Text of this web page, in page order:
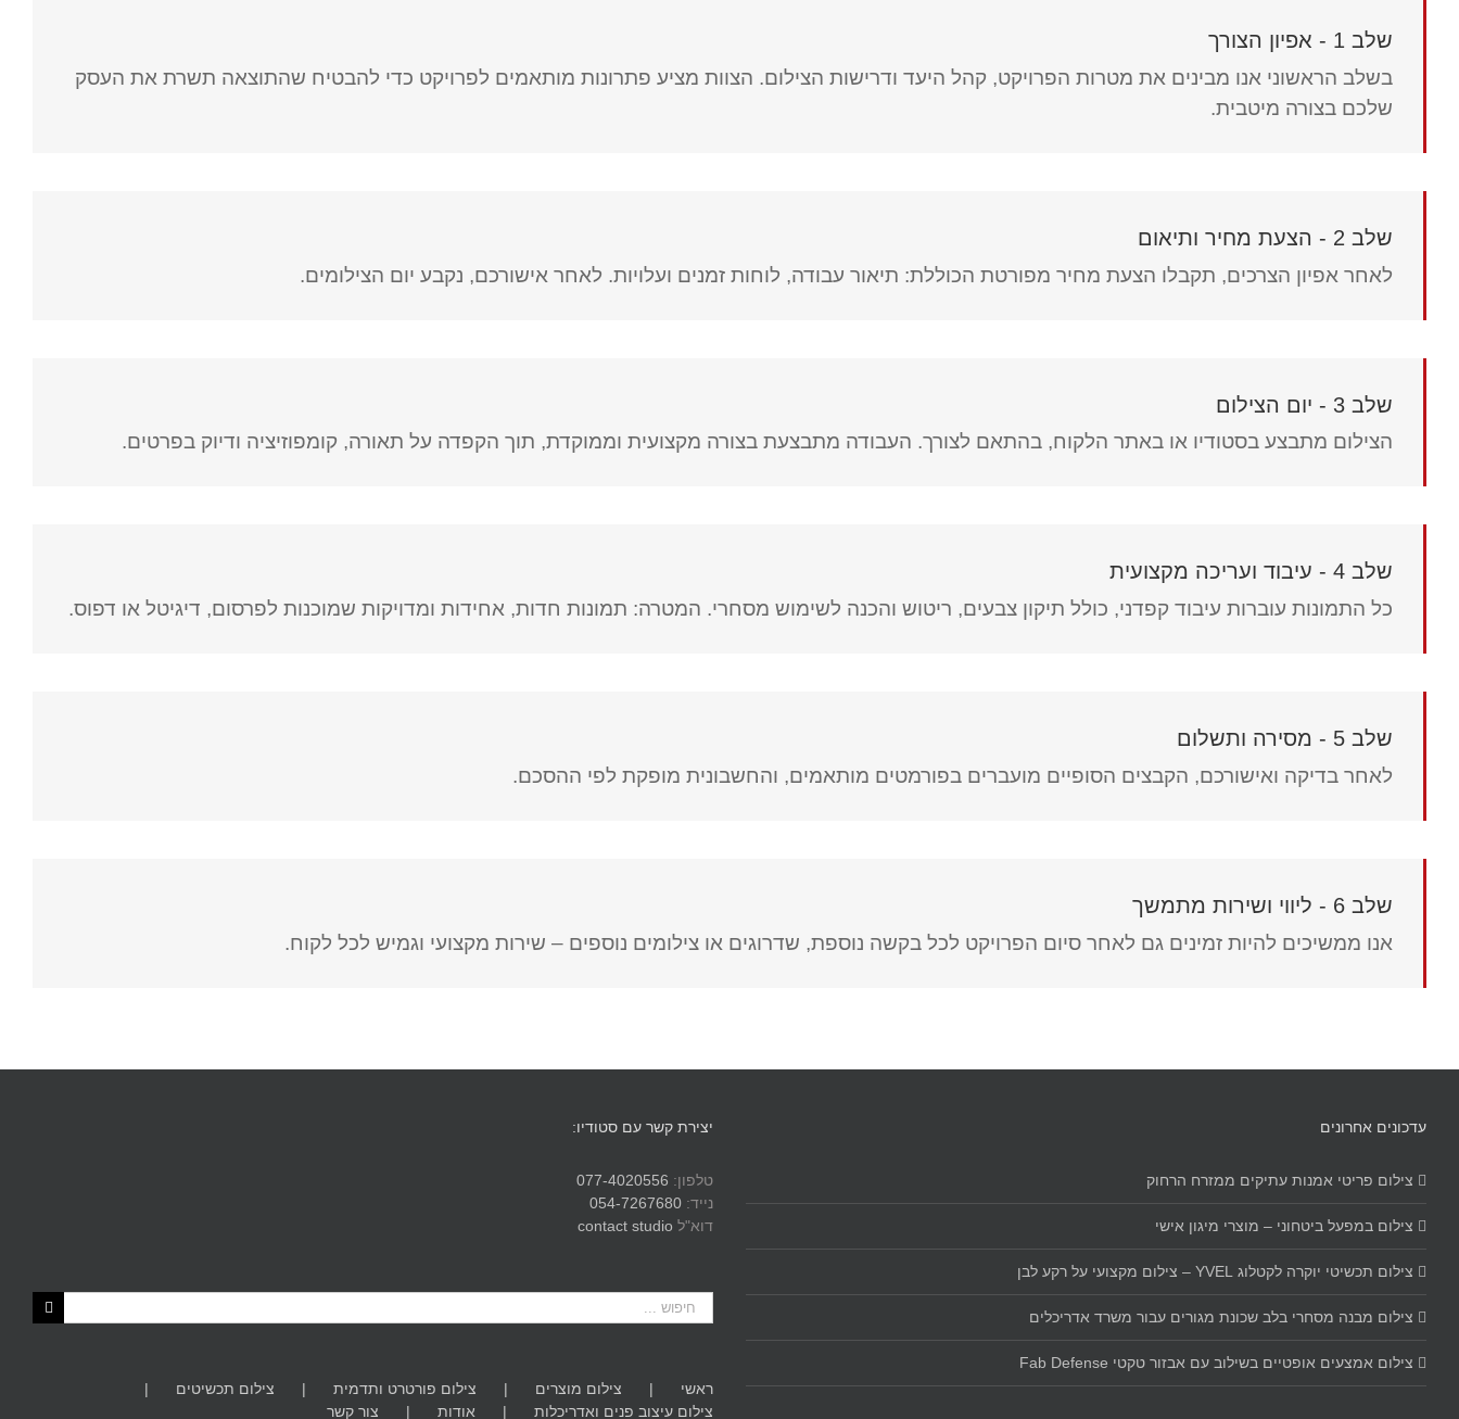
שלב 1 - אפיון הצורך
בשלב הראשוני אנו מבינים את מטרות הפרויקט, קהל היעד ודרישות הצילום. הצוות מציע פתרונות מותאמים לפרויקט כדי להבטיח שהתוצאה תשרת את העסק
שלכם בצורה מיטבית.
שלב 2 - הצעת מחיר ותיאום
לאחר אפיון הצרכים, תקבלו הצעת מחיר מפורטת הכוללת: תיאור עבודה, לוחות זמנים ועלויות. לאחר אישורכם, נקבע יום הצילומים.
שלב 3 - יום הצילום
הצילום מתבצע בסטודיו או באתר הלקוח, בהתאם לצורך. העבודה מתבצעת בצורה מקצועית וממוקדת, תוך הקפדה על תאורה, קומפוזיציה ודיוק בפרטים.
שלב 4 - עיבוד ועריכה מקצועית
כל התמונות עוברות עיבוד קפדני, כולל תיקון צבעים, ריטוש והכנה לשימוש מסחרי. המטרה: תמונות חדות, אחידות ומדויקות שמוכנות לפרסום, דיגיטל או דפוס.
שלב 5 - מסירה ותשלום
לאחר בדיקה ואישורכם, הקבצים הסופיים מועברים בפורמטים מותאמים, והחשבונית מופקת לפי ההסכם.
שלב 6 - ליווי ושירות מתמשך
אנו ממשיכים להיות זמינים גם לאחר סיום הפרויקט לכל בקשה נוספת, שדרוגים או צילומים נוספים – שירות מקצועי וגמיש לכל לקוח.
עדכונים אחרונים
צילום פריטי אמנות עתיקים ממזרח הרחוק
צילום במפעל ביטחוני – מוצרי מיגון אישי
צילום תכשיטי יוקרה לקטלוג YVEL – צילום מקצועי על רקע לבן
צילום מבנה מסחרי בלב שכונת מגורים עבור משרד אדריכלים
צילום אמצעים אופטיים בשילוב עם אבזור טקטי Fab Defense
יצירת קשר עם סטודיו:
טלפון: 077-4020556
נייד: 054-7267680
דוא"ל contact studio
חיפוש...
ראשי צילום מוצרים צילום פורטרט ותדמית
צילום תכשיטים
צילום עיצוב פנים ואדריכלות
אודות צור קשר